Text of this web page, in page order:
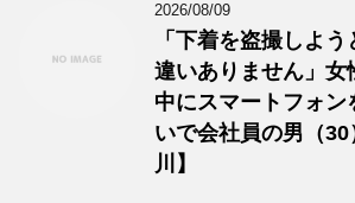
2026/08/09
「下着を盗撮しよ
違いありません」女
中にスマートフォン
いで会社員の男（
川】